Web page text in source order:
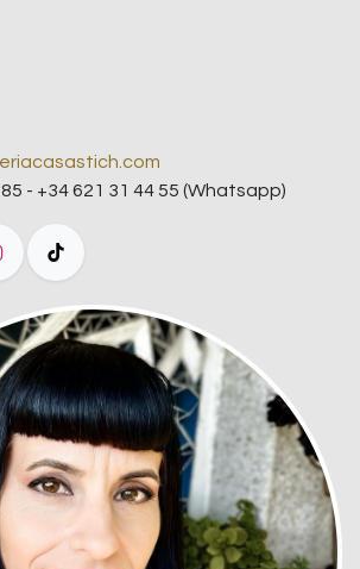
- +34 621 31 44 55 (Whatsapp)